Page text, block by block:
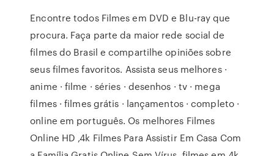
Encontre todos Filmes em DVD e Blu-ray que
procura. Faça parte da maior rede social de
filmes do Brasil e compartilhe opiniões sobre
seus filmes favoritos. Assista seus melhores ·
anime · filme · séries · desenhos · tv · mega
filmes · filmes grátis · lançamentos · completo ·
online em português. Os melhores Filmes
Online HD ,4k Filmes Para Assistir Em Casa Com